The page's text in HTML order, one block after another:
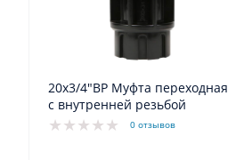
20х3/4"ВР Муфта переходная
с внутренней резьбой
0 отзывов